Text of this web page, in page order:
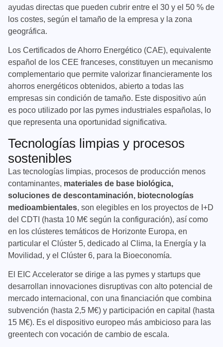
ayudas directas que pueden cubrir entre el 30 y el 50 % de
los costes, según el tamaño de la empresa y la zona
geográfica.
Los Certificados de Ahorro Energético (CAE), equivalente
español de los CEE franceses, constituyen un mecanismo
complementario que permite valorizar financieramente los
ahorros energéticos obtenidos, abierto a todas las
empresas sin condición de tamaño. Este dispositivo aún
es poco utilizado por las pymes industriales españolas, lo
que representa una oportunidad significativa.
Tecnologías limpias y procesos
sostenibles
Las tecnologías limpias, procesos de producción menos
contaminantes, materiales de base biológica,
soluciones de descontaminación, biotecnologías
medioambientales, son elegibles en los proyectos de I+D
del CDTI (hasta 10 M€ según la configuración), así como
en los clústeres temáticos de Horizonte Europa, en
particular el Clúster 5, dedicado al Clima, la Energía y la
Movilidad, y el Clúster 6, para la Bioeconomía.
El EIC Accelerator se dirige a las pymes y startups que
desarrollan innovaciones disruptivas con alto potencial de
mercado internacional, con una financiación que combina
subvención (hasta 2,5 M€) y participación en capital (hasta
15 M€). Es el dispositivo europeo más ambicioso para las
greentech con vocación de cambio de escala.